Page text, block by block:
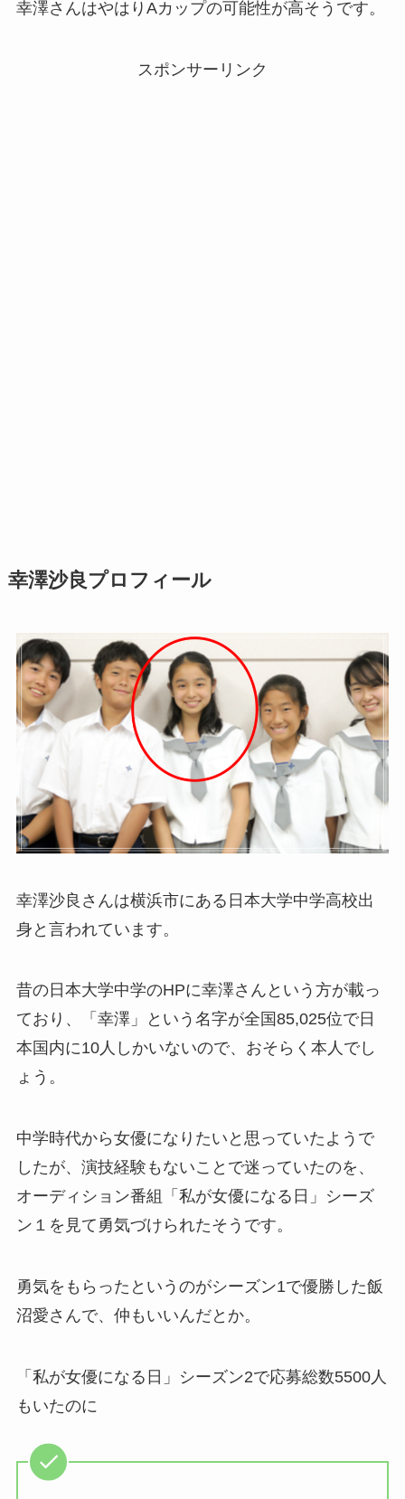
幸澤さんはやはりAカップの可能性が高そうです。
スポンサーリンク
幸澤沙良プロフィール
幸澤沙良さんは横浜市にある日本大学中学高校出
身と言われています。
昔の日本大学中学のHPに幸澤さんという方が載っ
ており、「幸澤」という名字が全国85,025位で日
本国内に10人しかいないので、おそらく本人でし
ょう。
中学時代から女優になりたいと思っていたようで
したが、演技経験もないことで迷っていたのを、
オーディション番組「私が女優になる日」シーズ
ン１を見て勇気づけられたそうです。
勇気をもらったというのがシーズン1で優勝した飯
沼愛さんで、仲もいいんだとか。
「私が女優になる日」シーズン2で応募総数5500人
もいたのに